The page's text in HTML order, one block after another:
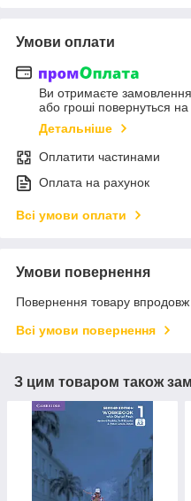
Умови оплати
Ви отримаєте замовлення
або гроші повернуться
Детальніше
Оплатити частинами
Оплата на рахунок
Всі умови оплати
Умови повернення
Повернення товару впродовж
Всі умови повернення
З цим товаром також